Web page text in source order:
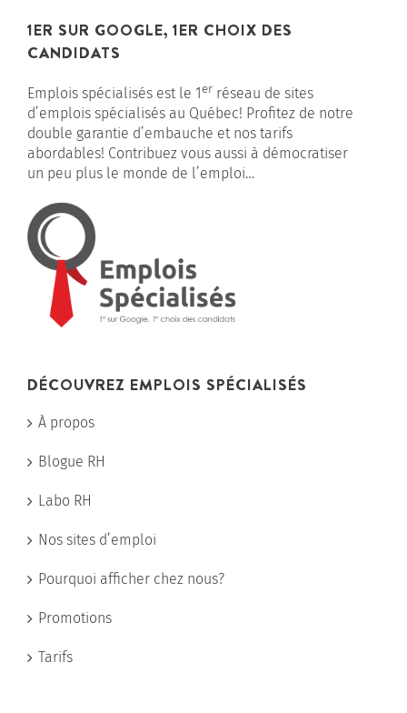
1ER SUR GOOGLE, 1ER CHOIX DES
CANDIDATS
Emplois spécialisés est le 1er réseau de sites
d’emplois spécialisés au Québec! Profitez de notre
double garantie d’embauche et nos tarifs
abordables! Contribuez vous aussi à démocratiser
un peu plus le monde de l’emploi…
DÉCOUVREZ EMPLOIS SPÉCIALISÉS
À propos
Blogue RH
Labo RH
Nos sites d’emploi
Pourquoi afficher chez nous?
Promotions
Tarifs